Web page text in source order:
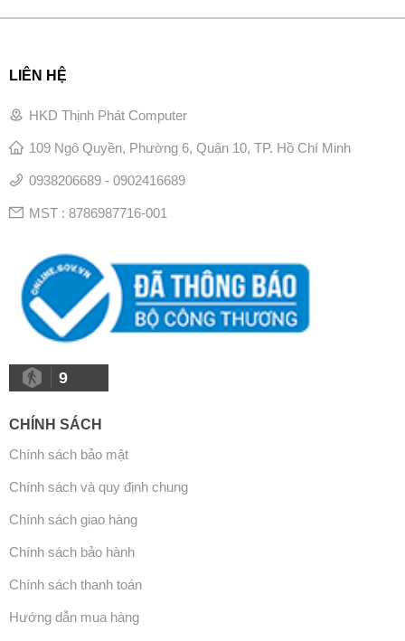
LIÊN HỆ
HKD Thịnh Phát Computer
109 Ngô Quyền, Phường 6, Quận 10, TP. Hồ Chí Minh
0938206689 - 0902416689
MST : 8786987716-001
9
CHÍNH SÁCH
Chính sách bảo mật
Chính sách và quy định chung
Chính sách giao hàng
Chính sách bảo hành
Chính sách thanh toán
Hướng dẫn mua hàng